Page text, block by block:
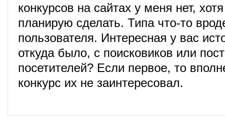
конкурсов на сайтах у меня нет,
планирую сделать. Типа что-то
пользователя. Интересная у вас
откуда было, с поисковиков или
посетителей? Если первое, то
конкурс их не заинтересовал.